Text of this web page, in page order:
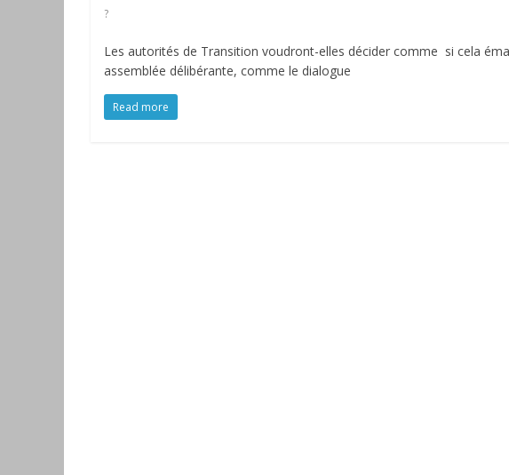
?
Les autorités de Transition voudront-elles décider comme si cela
assemblée délibérante, comme le dialogue
Read more